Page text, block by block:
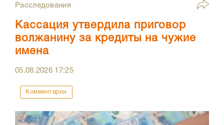
Расследования
Кассация утвердила приговор
волжанину за кредиты на чужие
имена
05.08.2026 17:25
Комментарии